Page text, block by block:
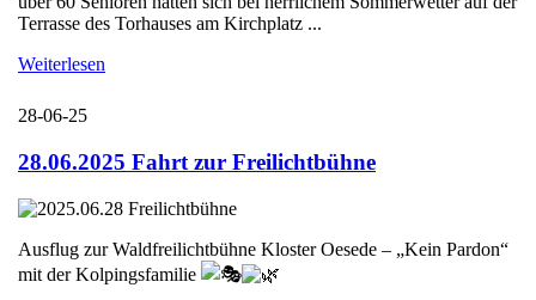
Terrasse des Torhauses am Kirchplatz ...
Weiterlesen
28-06-25
28.06.2025 Fahrt zur Freilichtbühne
Ausflug zur Waldfreilichtbühne Kloster Oesede – „Kein Pardon“
mit der Kolpingsfamilie